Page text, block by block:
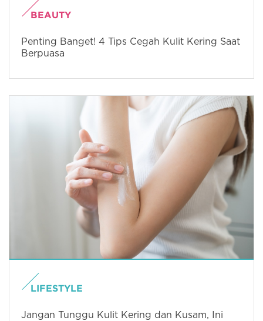
BEAUTY
Penting Banget! 4 Tips Cegah Kulit Kering Saat
Berpuasa
LIFESTYLE
Jangan Tunggu Kulit Kering dan Kusam, Ini